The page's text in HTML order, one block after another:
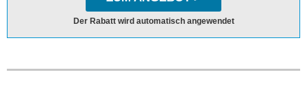
Der Rabatt wird automatisch angewendet